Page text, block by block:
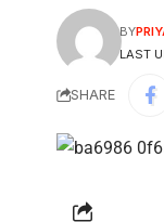
LAST
BY
SHARE